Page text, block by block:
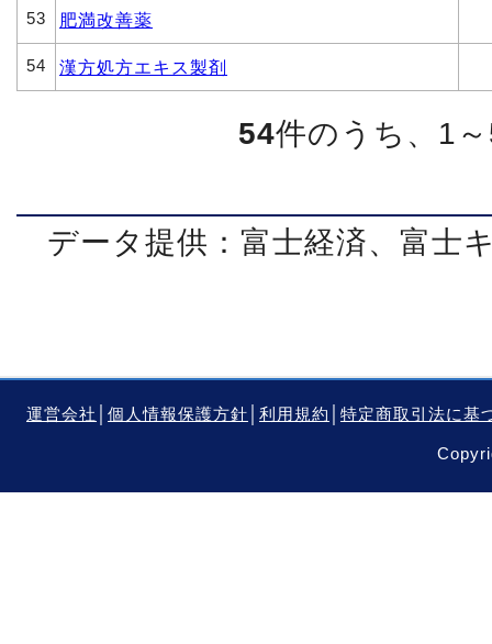
53 肥満改善薬
54 漢方処方エキス製剤
54件のうち、1
データ提供：富士経済、富士
運営会社 個人情報保護方針 利用規約 特定商取引法に基